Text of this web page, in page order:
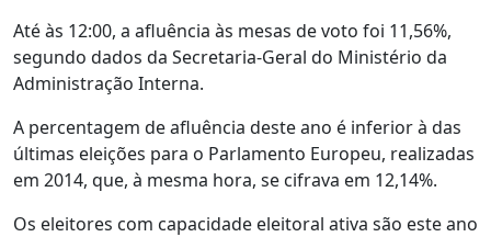
Até às 12:00, a afluência às mesas de voto foi 11,56%,
segundo dados da Secretaria-Geral do Ministério da
Administração Interna.
A percentagem de afluência deste ano é inferior à das
últimas eleições para o Parlamento Europeu, realizadas
em 2014, que, à mesma hora, se cifrava em 12,14%.
Os eleitores com capacidade eleitoral ativa são este ano